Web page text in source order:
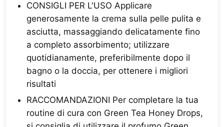
CONSIGLI PER L'USO Applicare
generosamente la crema sulla pelle pulita e
asciutta, massaggiando delicatamente fino
a completo assorbimento; utilizzare
quotidianamente, preferibilmente dopo il
bagno o la doccia, per ottenere i migliori
risultati
RACCOMANDAZIONI Per completare la tua
routine di cura con Green Tea Honey Drops,